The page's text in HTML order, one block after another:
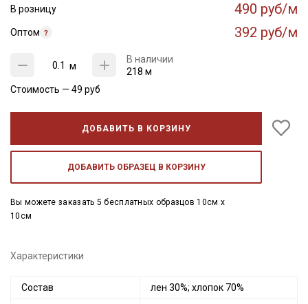
В розницу 490 руб/м
Оптом 392 руб/м
м
В наличии
218 м
Стоимость — 49 руб
ДОБАВИТЬ В КОРЗИНУ
ДОБАВИТЬ ОБРАЗЕЦ В КОРЗИНУ
Вы можете заказать 5 бесплатных образцов 10см x
10см
Характеристики
Состав лен 30%; хлопок 70%